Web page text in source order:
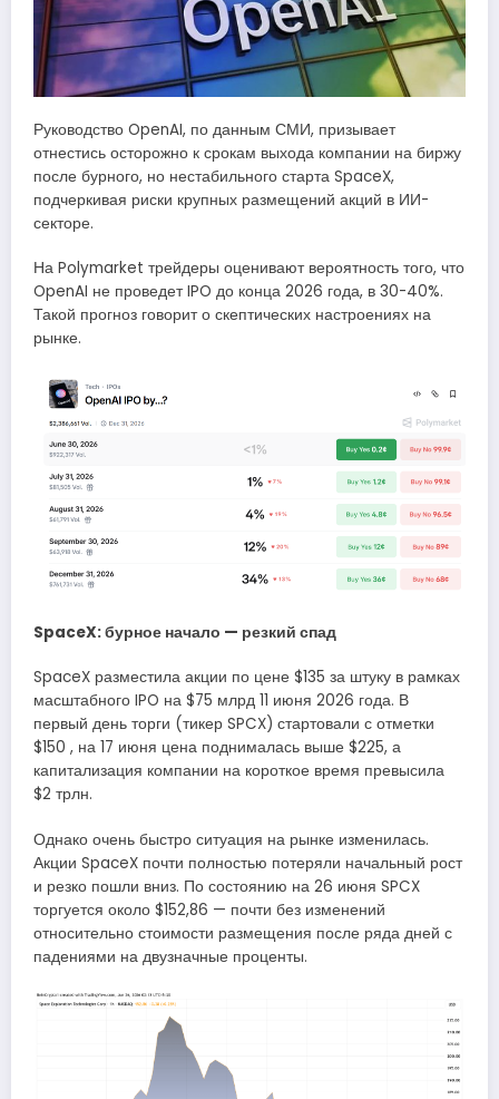
Руководство OpenAI, по данным СМИ, призывает
отнестись осторожно к срокам выхода компании на биржу
после бурного, но нестабильного старта SpaceX,
подчеркивая риски крупных размещений акций в ИИ-
секторе.
На Polymarket трейдеры оценивают вероятность того, что
OpenAI не проведет IPO до конца 2026 года, в 30-40%.
Такой прогноз говорит о скептических настроениях на
рынке.
SpaceX: бурное начало — резкий спад
SpaceX разместила акции по цене $135 за штуку в рамках
масштабного IPO на $75 млрд 11 июня 2026 года. В
первый день торги (тикер SPCX) стартовали с отметки
$150 , на 17 июня цена поднималась выше $225, а
капитализация компании на короткое время превысила
$2 трлн.
Однако очень быстро ситуация на рынке изменилась.
Акции SpaceX почти полностью потеряли начальный рост
и резко пошли вниз. По состоянию на 26 июня SPCX
торгуется около $152,86 — почти без изменений
относительно стоимости размещения после ряда дней с
падениями на двузначные проценты.